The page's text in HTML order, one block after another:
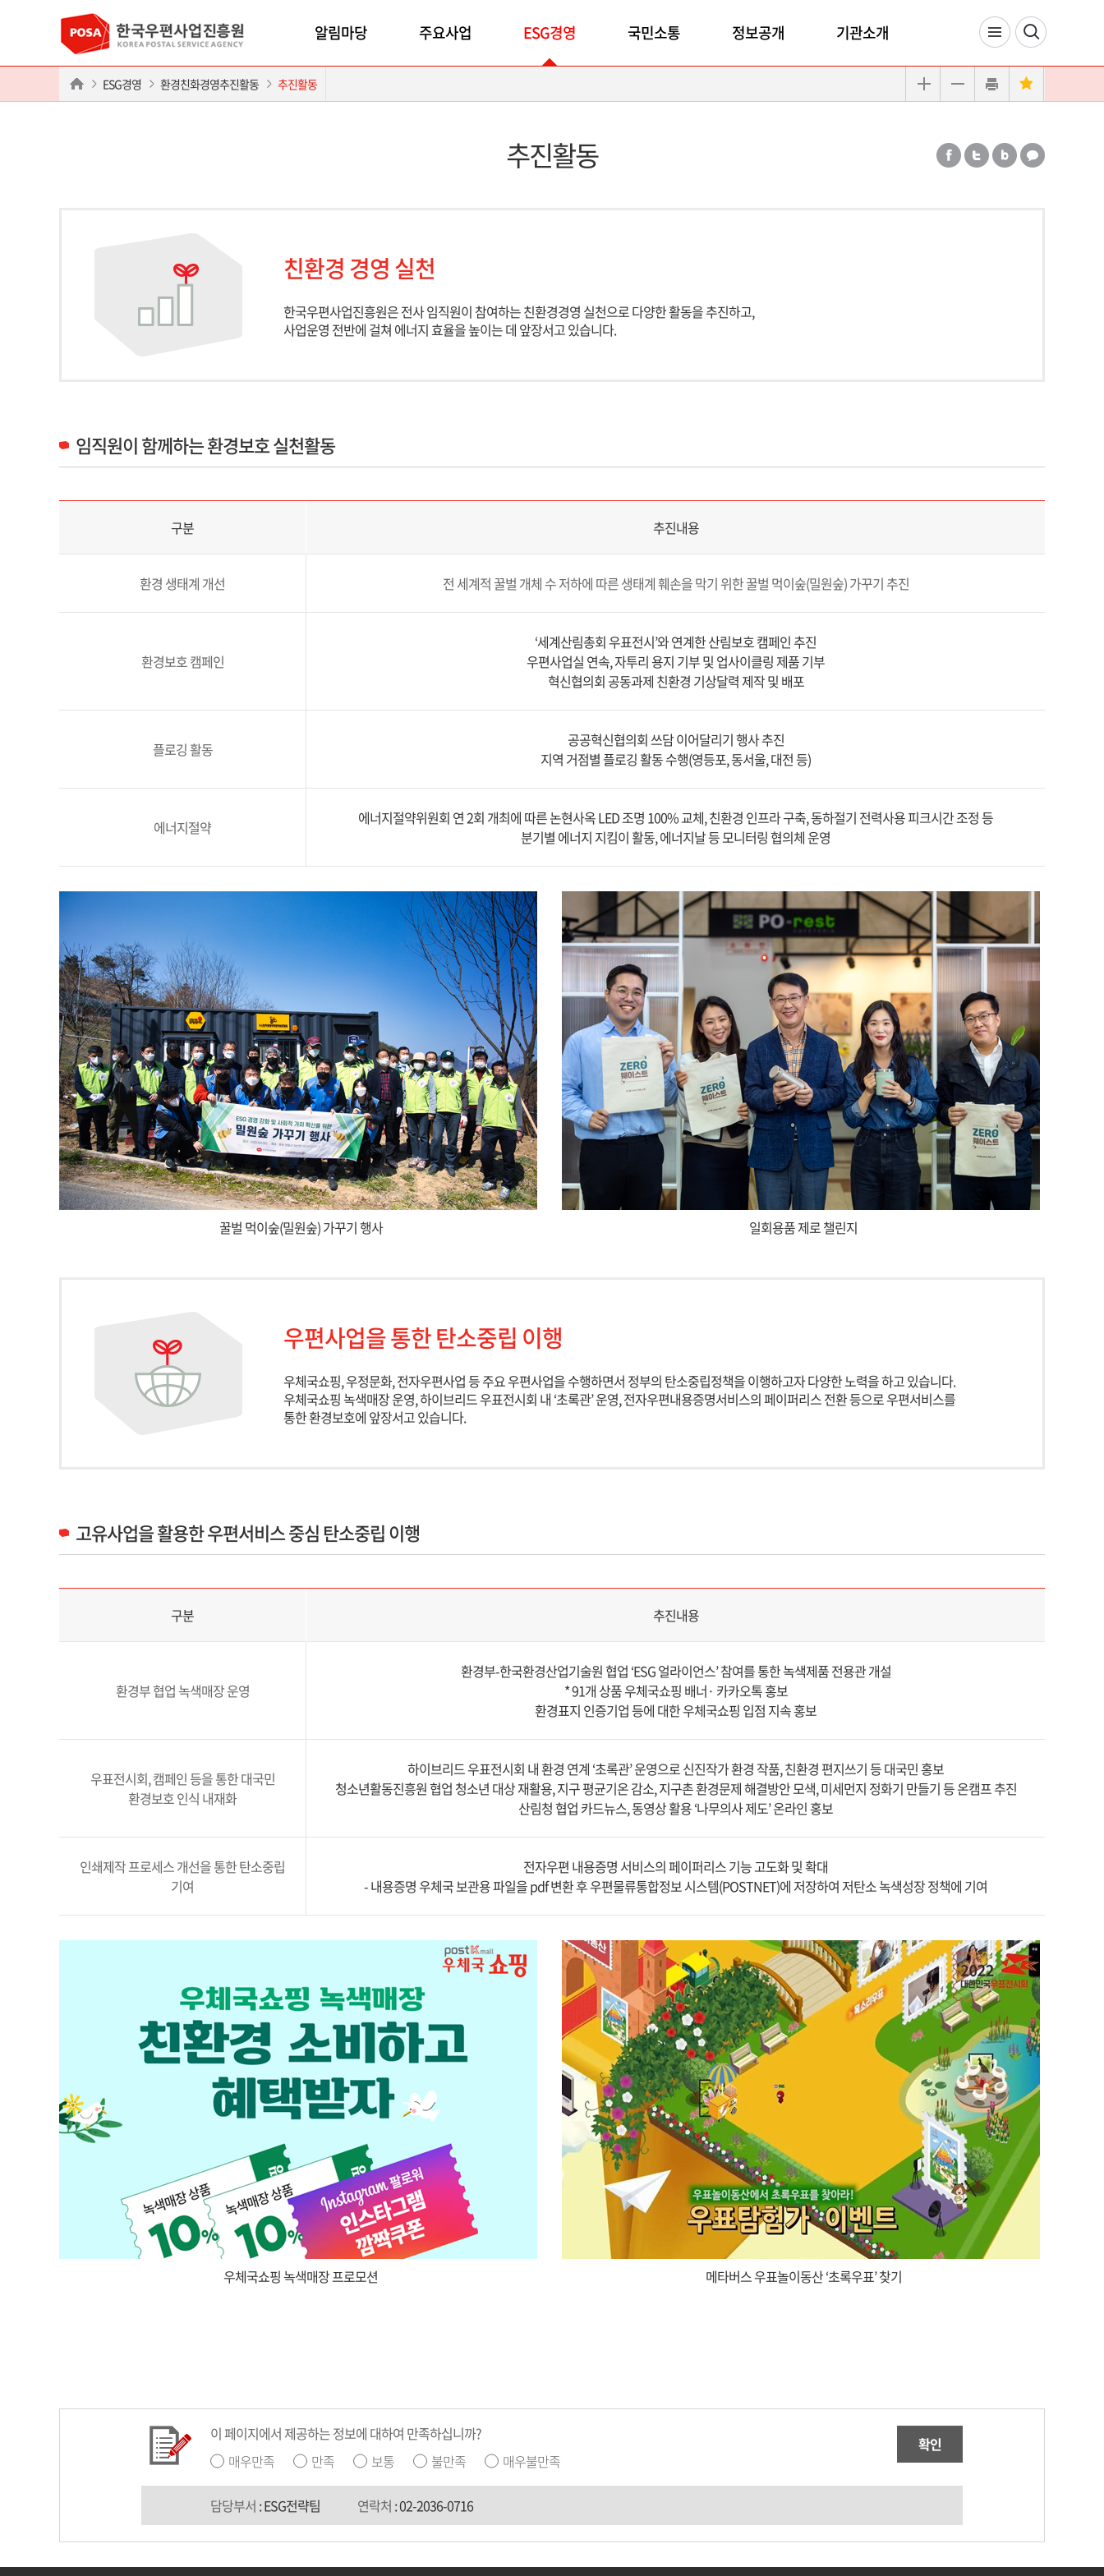
알림마당 주요사업 ESG경영 국민소통 정보공개 기관소개
ESG경영 환경친화경영추진활동 추진활동
추진활동
친환경 경영 실천
한국우편사업진흥원은 전사 임직원이 참여하는 친환경경영 실천으로 다양한 활동을 추진하고,
사업운영 전반에 걸쳐 에너지 효율을 높이는 데 앞장서고 있습니다.
임직원이 함께하는 환경보호 실천활동
임직원 환경보호 실천활동 구분 및 추진내용 정보 제공
구분 추진내용
환경 생태계 개선 전 세계적 꿀벌 개체 수 저하에 따른 생태계 훼손을 막기 위한 꿀벌 먹이숲(밀원숲) 가꾸기 추진
환경보호 캠페인
‘세계산림총회 우표전시’와 연계한 산림보호 캠페인 추진
우편사업실 연속, 자투리 용지 기부 및 업사이클링 제품 기부
혁신협의회 공동과제 친환경 기상달력 제작 및 배포
플로깅 활동
공공혁신협의회 쓰담 이어달리기 행사 추진
지역 거점별 플로깅 활동 수행(영등포, 동서울, 대전 등)
에너지절약
에너지절약위원회 연 2회 개최에 따른 논현사옥 LED 조명 100% 교체, 친환경 인프라 구축, 동하절기 전력사용 피크시간 조정 등
분기별 에너지 지킴이 활동, 에너지날 등 모니터링 협의체 운영
꿀벌 먹이숲(밀원숲) 가꾸기 행사 일회용품 제로 챌린지
우편사업을 통한 탄소중립 이행
우체국쇼핑, 우정문화, 전자우편사업 등 주요 우편사업을 수행하면서 정부의 탄소중립정책을 이행하고자 다양한 노력을 하고 있습니다.
우체국쇼핑 녹색매장 운영, 하이브리드 우표전시회 내 ‘초록관’ 운영, 전자우편내용증명서비스의 페이퍼리스 전환 등으로 우편서비스를
통한 환경보호에 앞장서고 있습니다.
고유사업을 활용한 우편서비스 중심 탄소중립 이행
고유사업을 활용한 우편서비스 중심 탄소중립 이행 구분 및 추진내용 정보 제공
구분 추진내용
환경부 협업 녹색매장 운영
환경부-한국환경산업기술원 협업 ‘ESG 얼라이언스’ 참여를 통한 녹색제품 전용관 개설
* 91개 상품 우체국쇼핑 배너· 카카오톡 홍보
환경표지 인증기업 등에 대한 우체국쇼핑 입점 지속 홍보
우표전시회, 캠페인 등을 통한 대국민
환경보호 인식 내재화
하이브리드 우표전시회 내 환경 연계 ‘초록관’ 운영으로 신진작가 환경 작품, 친환경 편지쓰기 등 대국민 홍보
청소년활동진흥원 협업 청소년 대상 재활용, 지구 평균기온 감소, 지구촌 환경문제 해결방안 모색, 미세먼지 정화기 만들기 등 온캠프 추진
산림청 협업 카드뉴스, 동영상 활용 ‘나무의사 제도’ 온라인 홍보
인쇄제작 프로세스 개선을 통한 탄소중립
기여
전자우편 내용증명 서비스의 페이퍼리스 기능 고도화 및 확대
- 내용증명 우체국 보관용 파일을 pdf 변환 후 우편물류통합정보 시스템(POSTNET)에 저장하여 저탄소 녹색성장 정책에 기여
우체국쇼핑 녹색매장 프로모션 메타버스 우표놀이동산 ‘초록우표’ 찾기
이 페이지에서 제공하는 정보에 대하여 만족하십니까?
매우만족
만족 보통 불만족 매우불만족
확인
담당부서 : ESG전략팀 연락처 :02-2036-0716